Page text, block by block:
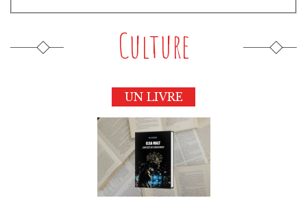
Culture
UN LIVRE